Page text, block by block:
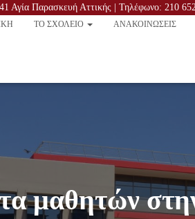
Αγία Παρασκευή Αττικής | Τηλέφωνο: 210
TO ΣΧΟΛΕΙΟ ΑΝΑΚΟΙΝΏΣΕΙΣ
μαθητών